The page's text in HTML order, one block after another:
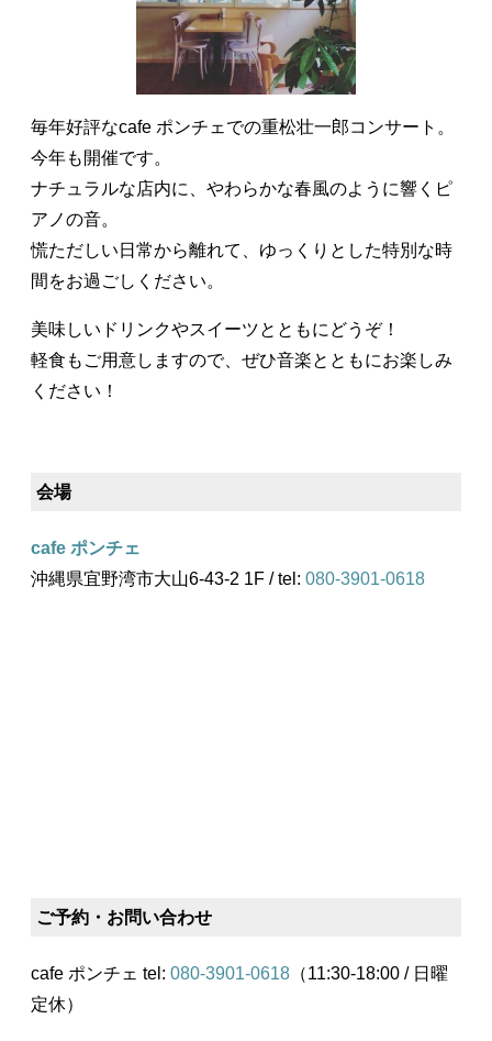
毎年好評なcafe ポンチェでの重松壮一郎コンサート。
今年も開催です。
ナチュラルな店内に、やわらかな春風のように響くピ
アノの音。
慌ただしい日常から離れて、ゆっくりとした特別な時
間をお過ごしください。
美味しいドリンクやスイーツとともにどうぞ！
軽食もご用意しますので、ぜひ音楽とともにお楽しみ
ください！
会場
cafe ポンチェ
沖縄県宜野湾市大山6-43-2 1F / tel: 080-3901-0618
ご予約・お問い合わせ
cafe ポンチェ tel: 080-3901-0618 （11:30-18:00 / 日曜
定休）